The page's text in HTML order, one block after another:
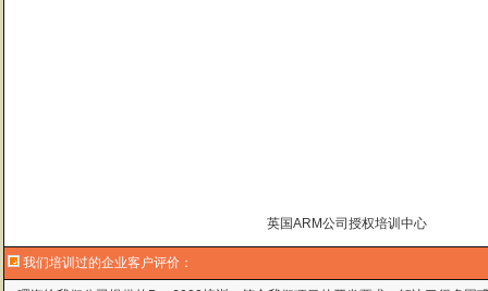
英国ARM公司授权培训中心
我们培训过的企业客户评价：
曙海给我们公司提供的Dsp6000培训，符合我们项目的开发要求，解决了很多困
——公安部第三研究所，项目部负责人李先生